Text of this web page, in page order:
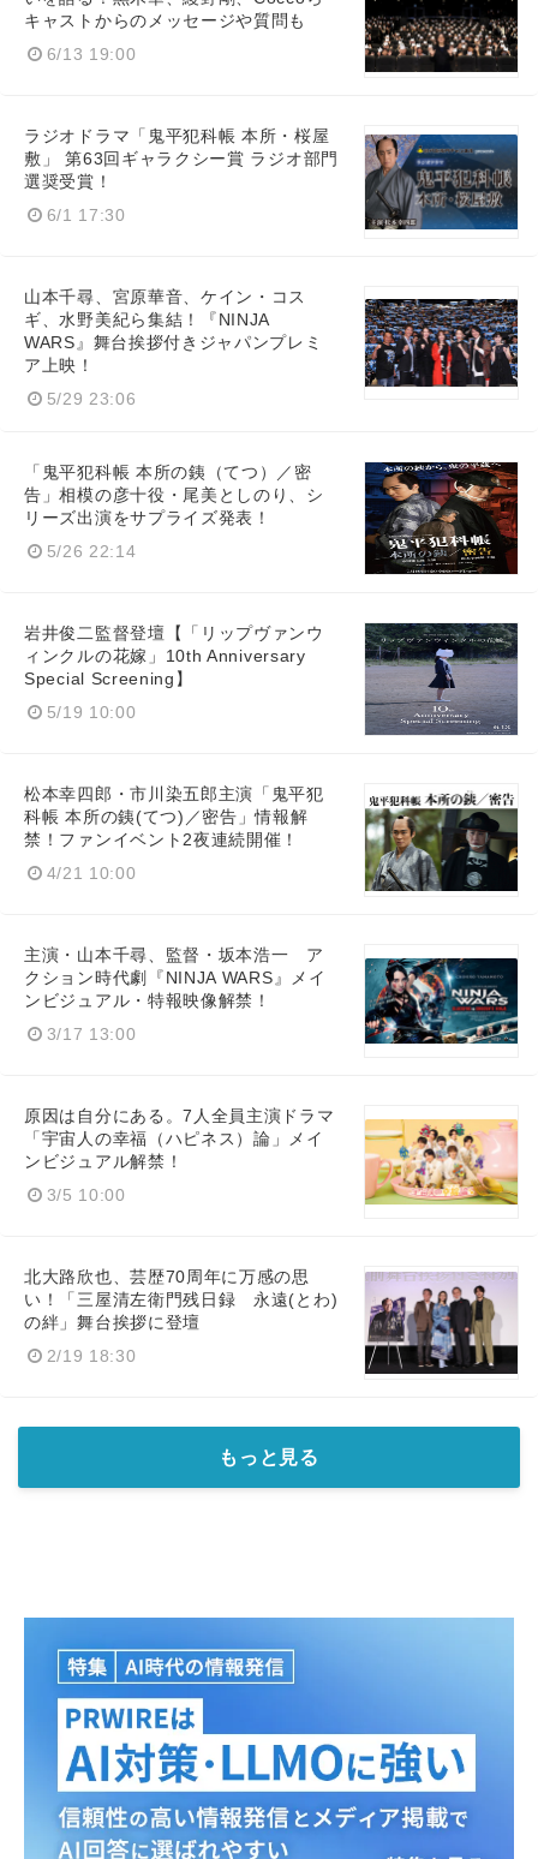
キャストからのメッセージや質問も
6/13 19:00
ラジオドラマ「鬼平犯科帳 本所・桜屋
敷」 第63回ギャラクシー賞 ラジオ部門
選奨受賞！
6/1 17:30
山本千尋、宮原華音、ケイン・コス
ギ、水野美紀ら集結！『NINJA
WARS』舞台挨拶付きジャパンプレミ
ア上映！
5/29 23:06
「鬼平犯科帳 本所の銕（てつ）／密
告」相模の彦十役・尾美としのり、シ
リーズ出演をサプライズ発表！
5/26 22:14
岩井俊二監督登壇【「リップヴァンウ
ィンクルの花嫁」10th Anniversary
Special Screening】
5/19 10:00
松本幸四郎・市川染五郎主演「鬼平犯
科帳 本所の銕(てつ)／密告」情報解
禁！ファンイベント2夜連続開催！
4/21 10:00
主演・山本千尋、監督・坂本浩一 ア
クション時代劇『NINJA WARS』メイ
ンビジュアル・特報映像解禁！
3/17 13:00
原因は自分にある。7人全員主演ドラマ
「宇宙人の幸福（ハピネス）論」メイ
ンビジュアル解禁！
3/5 10:00
北大路欣也、芸歴70周年に万感の思
い！「三屋清左衛門残日録 永遠(とわ)
の絆」舞台挨拶に登壇
2/19 18:30
もっと見る